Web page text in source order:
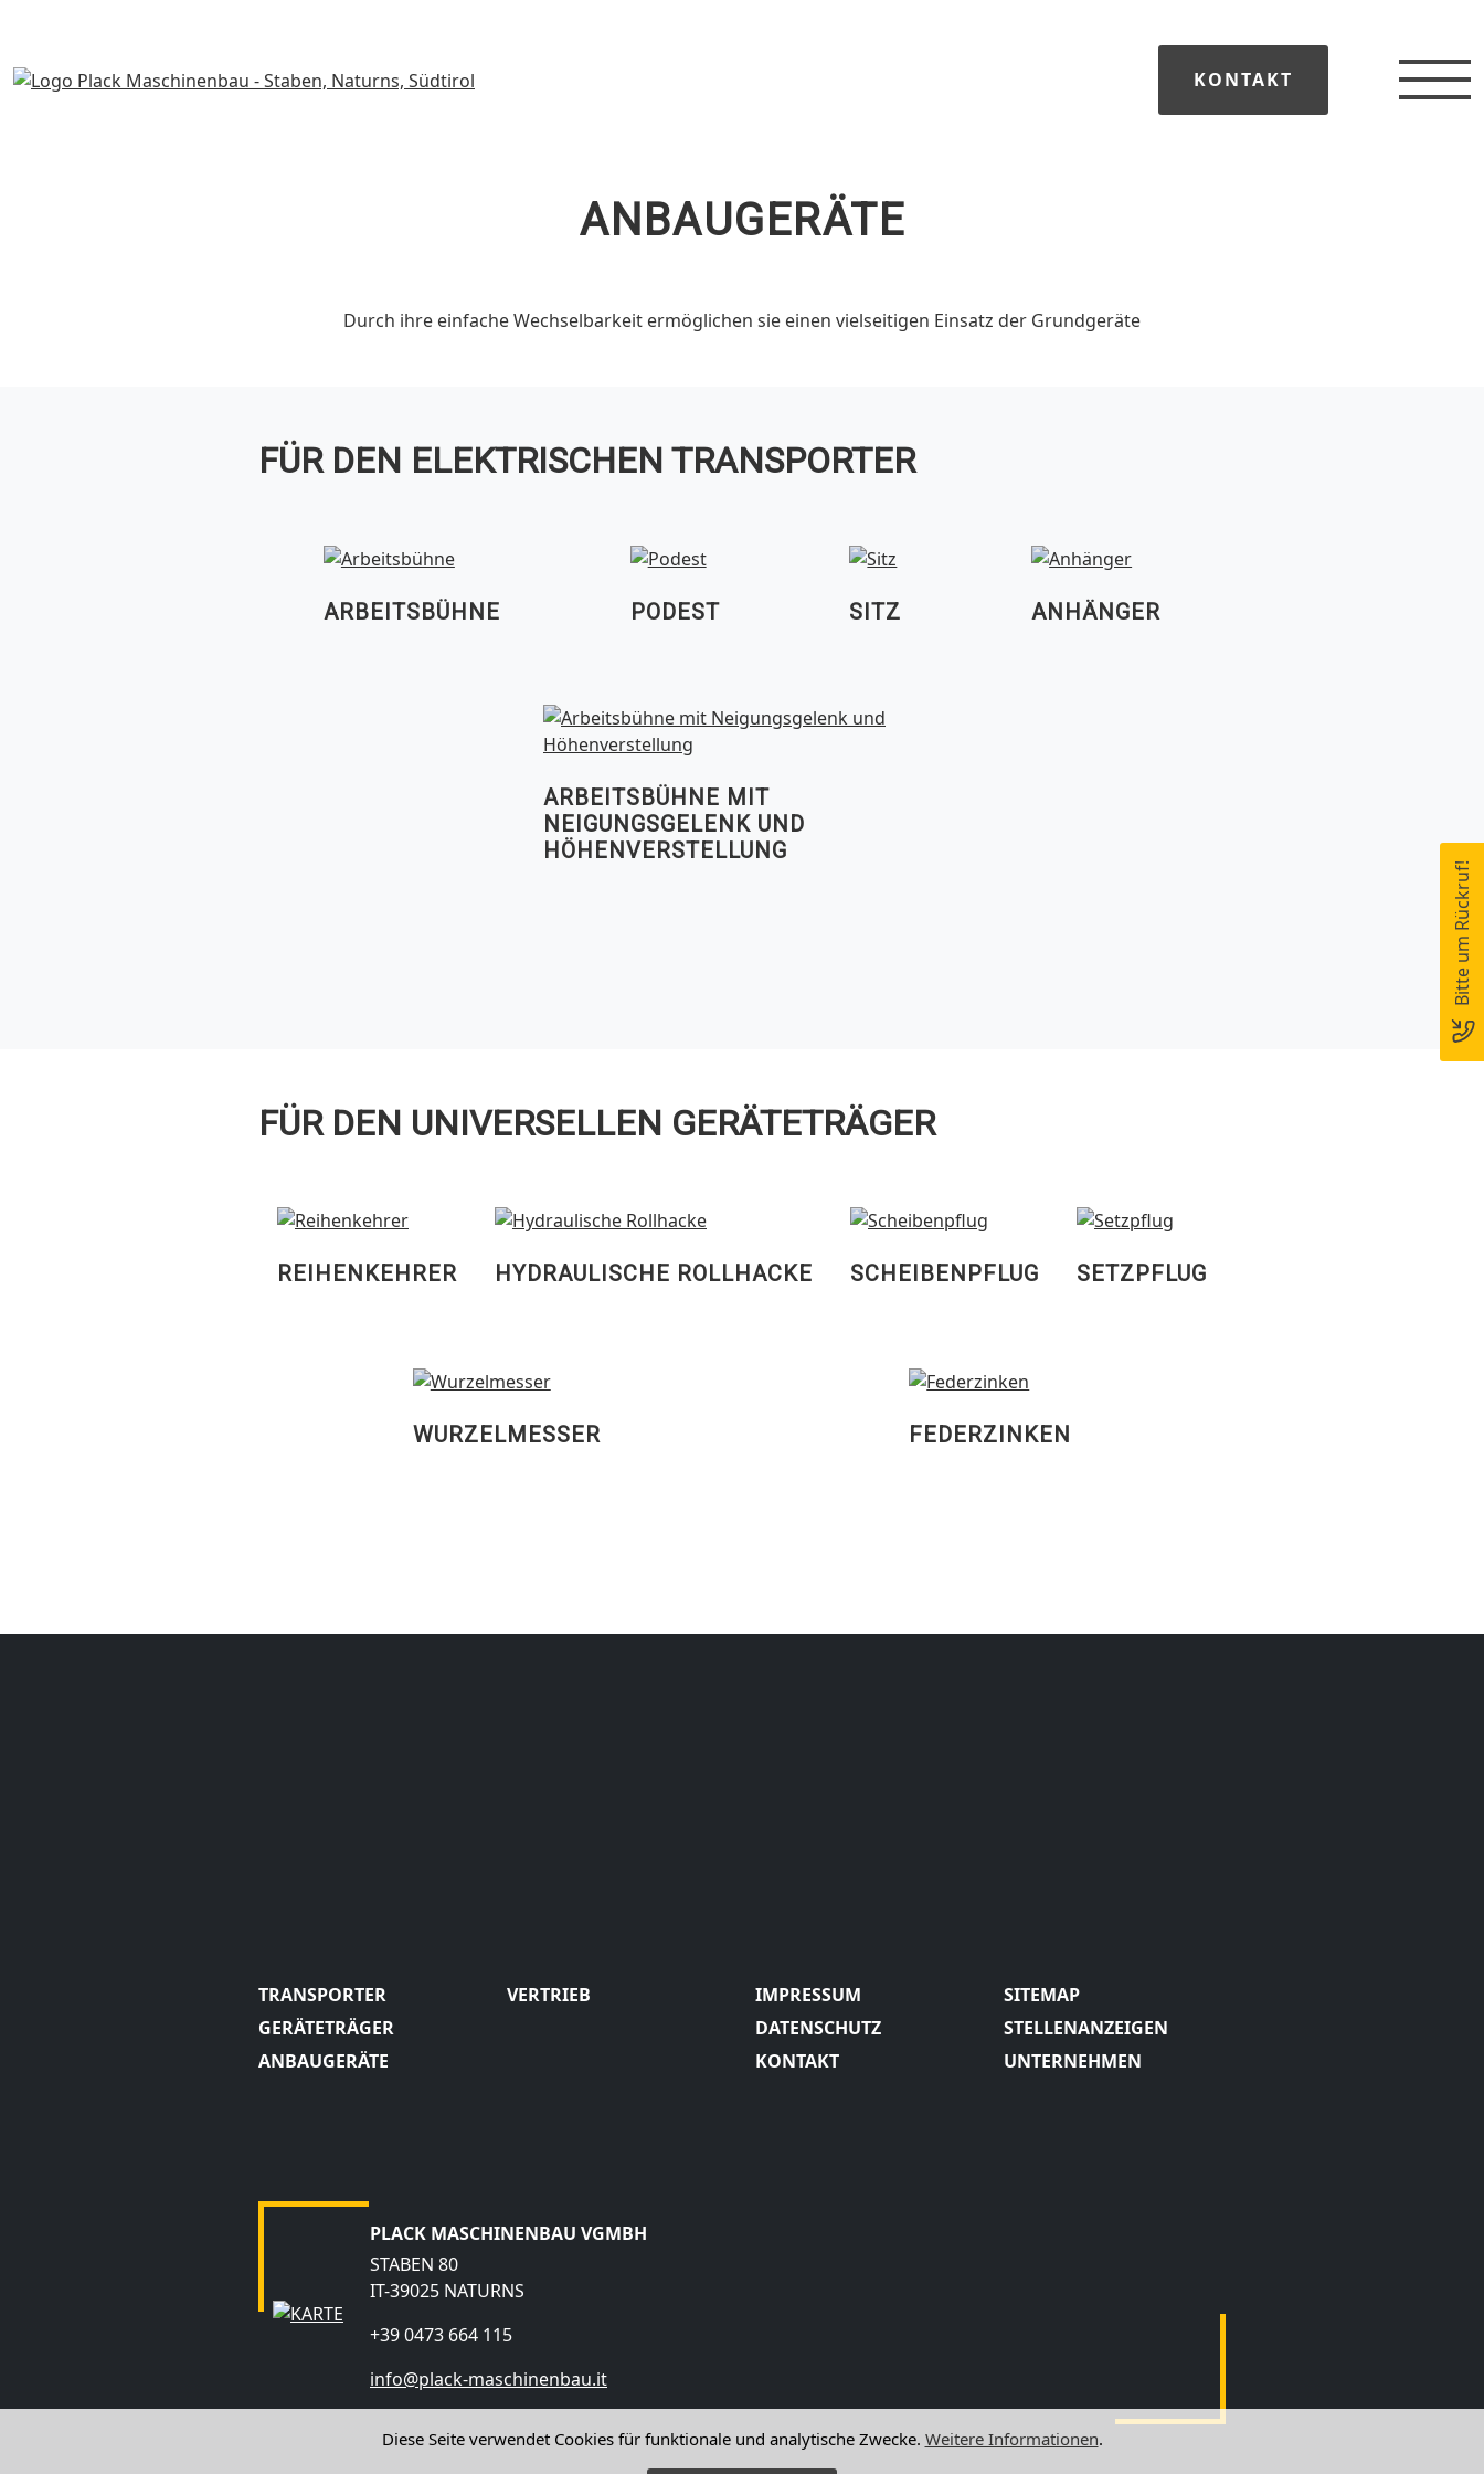
KONTAKT
ANBAUGERÄTE
Durch ihre einfache Wechselbarkeit ermöglichen sie einen vielseitigen Einsatz der Grundgeräte
FÜR DEN ELEKTRISCHEN TRANSPORTER
ARBEITSBÜHNE PODEST SITZ ANHÄNGER
ARBEITSBÜHNE MIT
NEIGUNGSGELENK UND
HÖHENVERSTELLUNG
FÜR DEN UNIVERSELLEN GERÄTETRÄGER
REIHENKEHRER HYDRAULISCHE ROLLHACKE SCHEIBENPFLUG SETZPFLUG
WURZELMESSER FEDERZINKEN
TRANSPORTER
GERÄTETRÄGER
ANBAUGERÄTE
VERTRIEB
IMPRESSUM
DATENSCHUTZ
KONTAKT
SITEMAP
STELLENANZEIGEN
UNTERNEHMEN
PLACK MASCHINENBAU VGMBH
STABEN 80
IT-39025 NATURNS
+39 0473 664 115
info@plack-maschinenbau.it
Diese Seite verwendet Cookies für funktionale und analytische Zwecke. Weitere Informationen.
Bitte um Rückruf!